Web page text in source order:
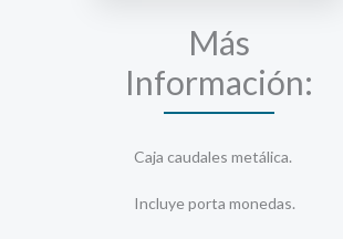
Más
Información:
Caja caudales metálica.
Incluye porta monedas.